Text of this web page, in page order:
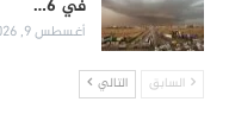
في 6…
أغسطس 9, 2026
السابق التالي